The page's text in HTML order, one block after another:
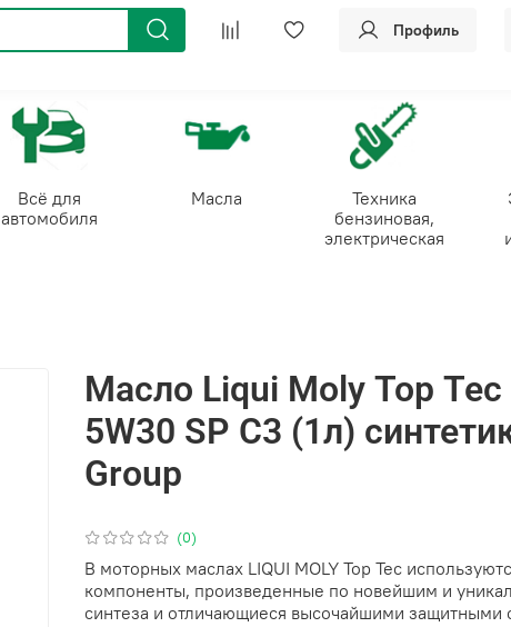
Профиль
Всё для
автомобиля
Масла
Техника
бензиновая,
электрическая
(0)
Масло Liqui Moly Top Tec
5W30 SP C3 (1л)
Group
В моторных маслах LIQUI MOLY Top Tec
компоненты, произведенные по новейшим и
синтеза и отличающиеся высочайшими защитными